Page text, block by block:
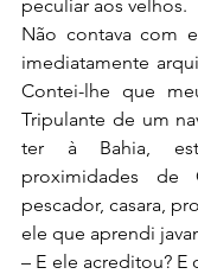
peculiar aos velhos.
Não contava com
imediatamente
Contei-lhe que
Tripulante de um
ter à Bahia,
proximidades de
pescador, casara,
ele que aprendi
– E ele acreditou?